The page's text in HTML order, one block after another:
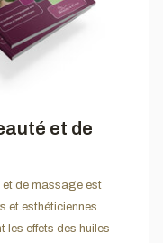
et de
et de massage est
et esthéticiennes.
les effets des huiles